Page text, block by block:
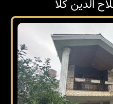
الدین کلا